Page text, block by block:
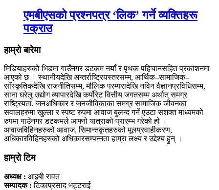
एमबीएसको प्रश्नपत्र ‘लिक’ गर्ने व्यक्तिहरू
पक्राउ
हाम्रो बारेमा
मिडियाहरुको भिडमा गाउँनगर डटकम नयाँ र पृथक पहिचानसहित प्रकाशनमा
आएको छ । स्थानीयदेखि अन्तर्राष्ट्रियस्तरसम्म, आर्थिक–सामाजिक–
साँस्कृतिकदेखि राजनीतिसम्म, मौलिक परम्परादेखि नविन वैज्ञानप्रविधिसम्म,
साना घरेलु उद्योग व्यापारदेखि कर्पोरेट वित्तीय जगतसम्म अर्थात् समग्र
राष्ट्रियता, जनअधिकार र जनजीविकाका समग्र सामाजिक जीवनका
सवालहरुमा खुल्ला र स्पष्ट रुपमा आवाज बुलन्द गर्ने एउटा सशक्त माध्यमको
रुपमा गाउँनगर डटकमले आफ्नो यात्राको प्रारम्भ गरेको हो ।
आवाजविहिनहरुको आवाज, सिमान्तकृतहरुको मूलप्रवाहीकरण,
अधिकारविहिनहरुको अधिकारसम्पन्नता हाम्रा लक्ष्य र उद्देश्य हुन् ।
हाम्राे टिम
अध्यक्ष : आइबी रावत
सम्पादक :टिकाप्रसाद भट्टराई